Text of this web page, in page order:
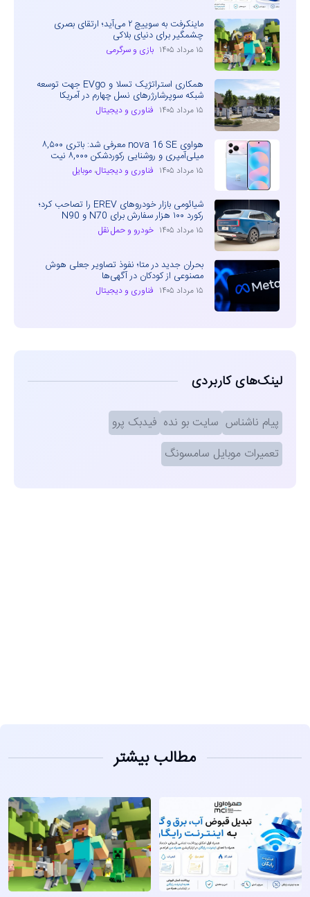
ماینکرفت به سوییچ ۲ می‌آید؛ ارتقای بصری
چشمگیر برای دنیای بلاکی
۱۵ مرداد ۱۴۰۵ بازی و سرگرمی
همکاری استراتژیک تسلا و EVgo جهت توسعه
شبکه سوپرشارژرهای نسل چهارم در آمریکا
۱۵ مرداد ۱۴۰۵ فناوری و دیجیتال
هواوی nova 16 SE معرفی شد: باتری ۸,۵۰۰
میلی‌آمپری و روشنایی رکوردشکن ۸,۰۰۰ نیت
۱۵ مرداد ۱۴۰۵ فناوری و دیجیتال، موبایل
شیائومی بازار خودروهای EREV را تصاحب کرد؛
رکورد ۱۰۰ هزار سفارش برای N70 و N90
۱۵ مرداد ۱۴۰۵ خودرو و حمل نقل
بحران جدید در متا؛ نفوذ تصاویر جعلی هوش
مصنوعی از کودکان در آگهی‌ها
۱۵ مرداد ۱۴۰۵ فناوری و دیجیتال
لینک‌های کاربردی
پیام ناشناس سایت بو نده فیدبک پرو
تعمیرات موبایل سامسونگ
مطالب بیشتر